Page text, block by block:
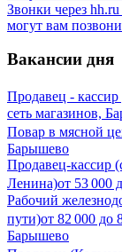
Звонки через
могут вам
Вакансии дня
Продавец -
сеть магазинов,
Повар в мясной
Барышево
Продавец-кассир
Ленина)от 53 000
Рабочий
пути)от 82 000 до
Барышево